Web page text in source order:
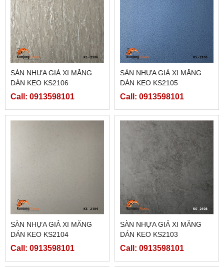
SÀN NHỰA GIẢ XI MĂNG
DÁN KEO KS2106
Call: 0913598101
SÀN NHỰA GIẢ XI MĂNG
DÁN KEO KS2105
Call: 0913598101
SÀN NHỰA GIẢ XI MĂNG
DÁN KEO KS2104
Call: 0913598101
SÀN NHỰA GIẢ XI MĂNG
DÁN KEO KS2103
Call: 0913598101